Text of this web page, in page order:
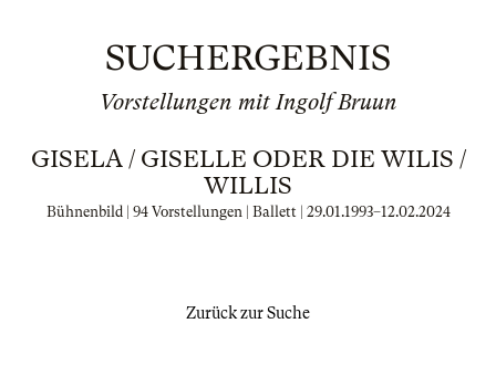
SUCHERGEBNIS
Vorstellungen mit Ingolf Bruun
GISELA / GISELLE ODER DIE WILIS /
WILLIS
Bühnenbild | 94 Vorstellungen | Ballett | 29.01.1993–12.02.2024
Zurück zur Suche